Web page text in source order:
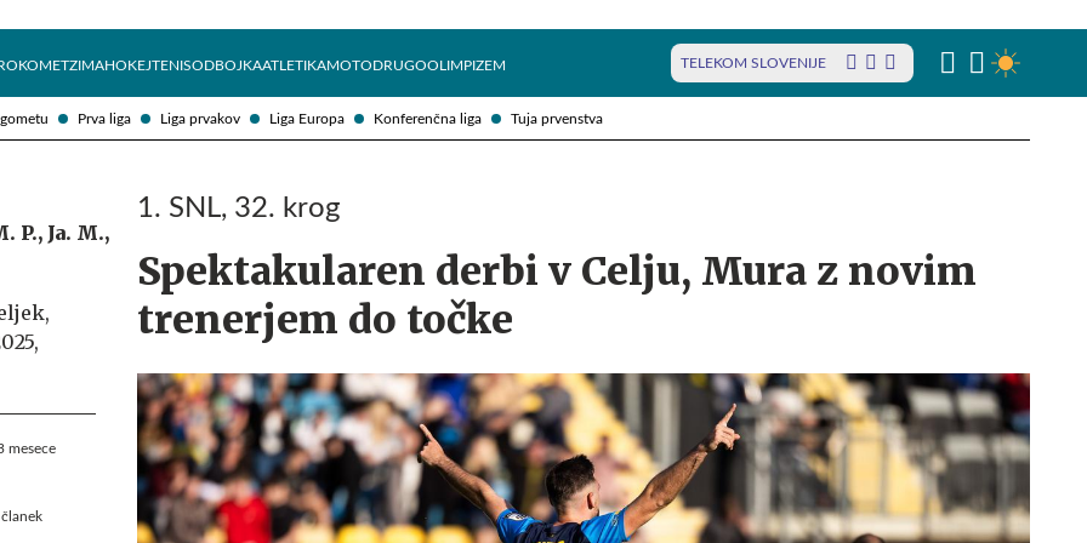
Prva liga Liga prvakov Liga Europa Konferenčna liga Tuja prvenstva
ZIMAHOKEJTENISODBOJKAATLETIKAMOTODRUGOOLIMPIZEM TELEKOM SLOVENIJE
P., Ja. M.,
mesece
1. SNL, 32. krog
Spektakularen derbi v Celju, Mura z novim
trenerjem do točke